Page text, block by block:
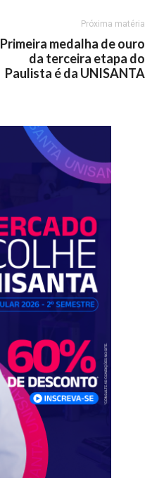
Próxima matéria
Primeira medalha de ouro
da terceira etapa do
Paulista é da UNISANTA